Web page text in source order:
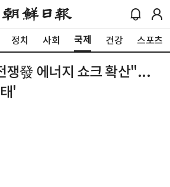
정치 사회 국제 건강 스포츠
쟁發 에너지 쇼크 확산"...
'